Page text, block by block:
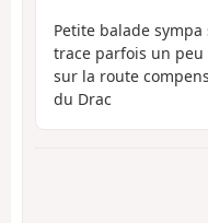
Petite balade
trace parfois un
sur la route
du Drac